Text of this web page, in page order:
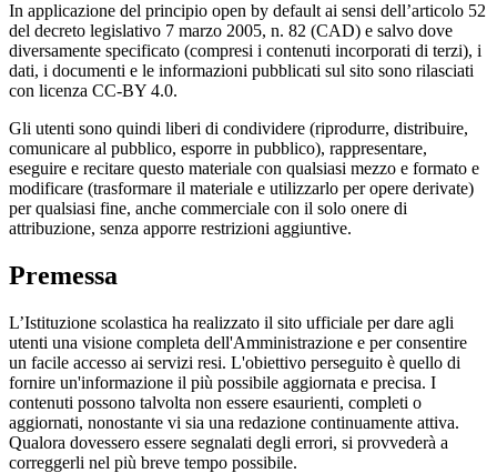
In applicazione del principio open by default ai sensi dell’articolo 52
del decreto legislativo 7 marzo 2005, n. 82 (CAD) e salvo dove
diversamente specificato (compresi i contenuti incorporati di terzi), i
dati, i documenti e le informazioni pubblicati sul sito sono rilasciati
con licenza CC-BY 4.0.
Gli utenti sono quindi liberi di condividere (riprodurre, distribuire,
comunicare al pubblico, esporre in pubblico), rappresentare,
eseguire e recitare questo materiale con qualsiasi mezzo e formato e
modificare (trasformare il materiale e utilizzarlo per opere derivate)
per qualsiasi fine, anche commerciale con il solo onere di
attribuzione, senza apporre restrizioni aggiuntive.
Premessa
L’Istituzione scolastica ha realizzato il sito ufficiale per dare agli
utenti una visione completa dell'Amministrazione e per consentire
un facile accesso ai servizi resi. L'obiettivo perseguito è quello di
fornire un'informazione il più possibile aggiornata e precisa. I
contenuti possono talvolta non essere esaurienti, completi o
aggiornati, nonostante vi sia una redazione continuamente attiva.
Qualora dovessero essere segnalati degli errori, si provvederà a
correggerli nel più breve tempo possibile.